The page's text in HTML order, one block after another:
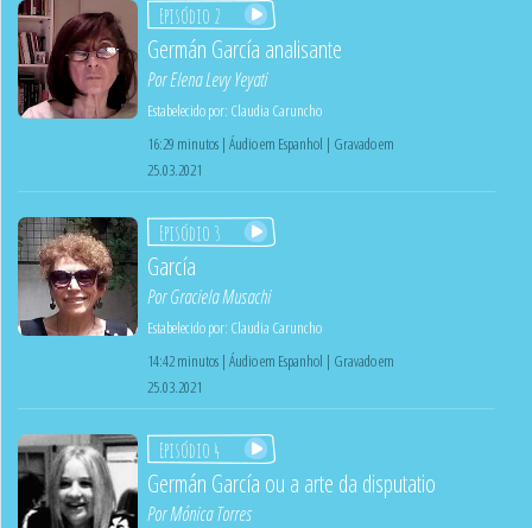
Episódio 2
Germán García analisante
PorElena Levy Yeyati
Estabelecido por: Claudia Caruncho
16:29 minutos | Áudio em Espanhol | Gravado em
25.03.2021
Episódio 3
García
PorGraciela Musachi
Estabelecido por: Claudia Caruncho
14:42 minutos | Áudio em Espanhol | Gravado em
25.03.2021
Episódio 4
Germán García ou a arte da disputatio
PorMónica Torres